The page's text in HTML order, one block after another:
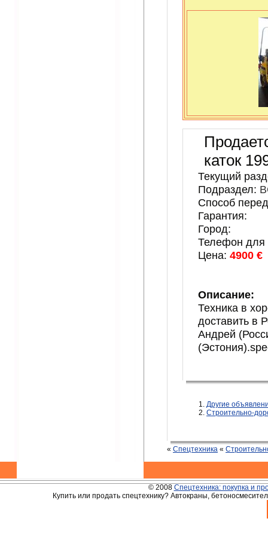
каток
Текущий
Подраздел:
Способ
Гарантия:
Город:
Телефон для
Цена: 4900 €
Описание:
Техника в
доставить в
Андрей
Другие
Строительно-
« Спецтехника «
© 2008 Спецтехника: покупка и
Купить или продать спецтехнику? Автокраны,